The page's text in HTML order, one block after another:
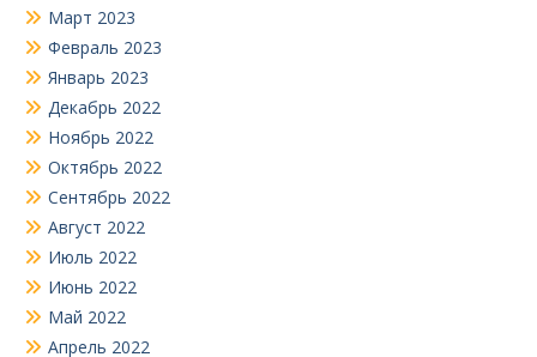
Март 2023
Февраль 2023
Январь 2023
Декабрь 2022
Ноябрь 2022
Октябрь 2022
Сентябрь 2022
Август 2022
Июль 2022
Июнь 2022
Май 2022
Апрель 2022